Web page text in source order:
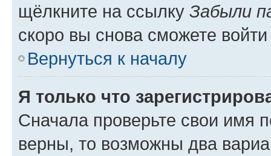
щёлкните на ссылку Забыли
скоро вы снова сможете
Вернуться к началу
Я только что
Сначала проверьте свои имя
верны, то возможны два